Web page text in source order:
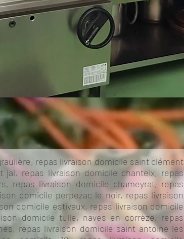
repas livraison domicile saint clément
repas livraison domicile chanteix, repas
repas livraison domicile chameyrat, repas
domicile perpezac le noir, repas livraison
domicile estivaux, repas livraison domicile
domicile tulle, naves en corrèze, repas
repas livraison domicile saint antoine les